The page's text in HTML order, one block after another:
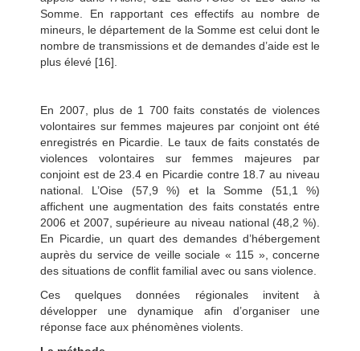
Somme. En rapportant ces effectifs au nombre de
mineurs, le département de la Somme est celui dont le
nombre de transmissions et de demandes d’aide est le
plus élevé [16].
En 2007, plus de 1 700 faits constatés de violences
volontaires sur femmes majeures par conjoint ont été
enregistrés en Picardie. Le taux de faits constatés de
violences volontaires sur femmes majeures par
conjoint est de 23.4 en Picardie contre 18.7 au niveau
national. L’Oise (57,9 %) et la Somme (51,1 %)
affichent une augmentation des faits constatés entre
2006 et 2007, supérieure au niveau national (48,2 %).
En Picardie, un quart des demandes d’hébergement
auprès du service de veille sociale « 115 », concerne
des situations de conflit familial avec ou sans violence.
Ces quelques données régionales invitent à
développer une dynamique afin d’organiser une
réponse face aux phénomènes violents.